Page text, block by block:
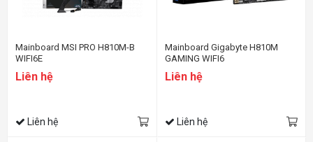
Mainboard MSI PRO H810M-B
WIFI6E
Liên hệ
Liên hệ
Mainboard Gigabyte H810M
GAMING WIFI6
Liên hệ
Liên hệ